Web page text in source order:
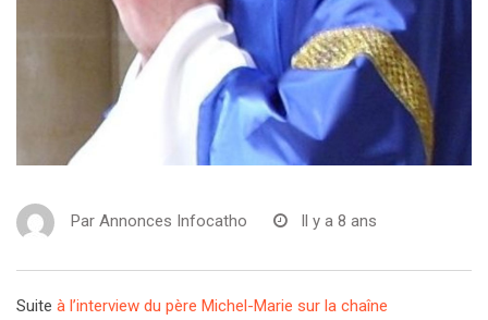
Par Annonces Infocatho Il y a 8 ans
Suite à l’interview du père Michel-Marie sur la chaîne